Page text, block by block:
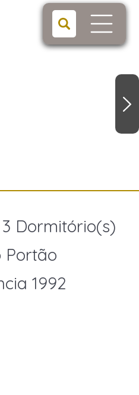
Dormitório(s)
Portão
1992